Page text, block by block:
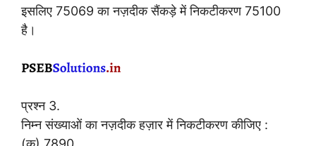
इसलिए 75069 का नज़दीक सैंकड़े में निकटीकरण 75100
है।
प्रश्न 3.
निम्न संख्याओं का नज़दीक हज़ार में निकटीकरण कीजिए :